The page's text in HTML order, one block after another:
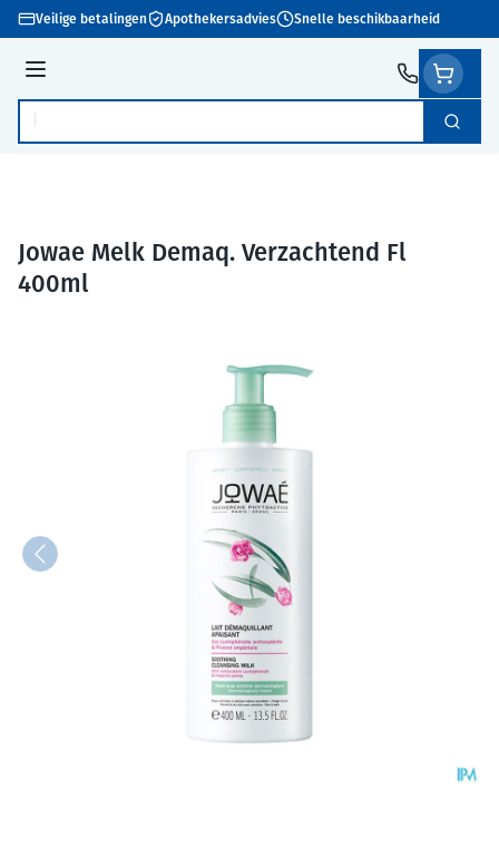
Ga naar de inhoud
Veilige betalingen Apothekersadvies Snelle beschikbaarheid
Menu
Product, merk, categorie... Zoek
Jowae Melk Demaq. Verzachtend Fl
400ml